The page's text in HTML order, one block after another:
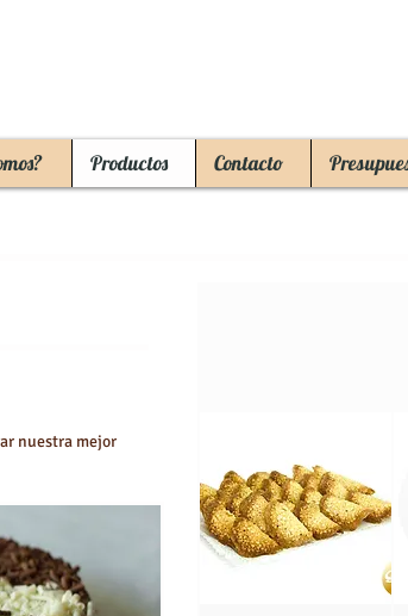
Productos Contacto
nuestra mejor